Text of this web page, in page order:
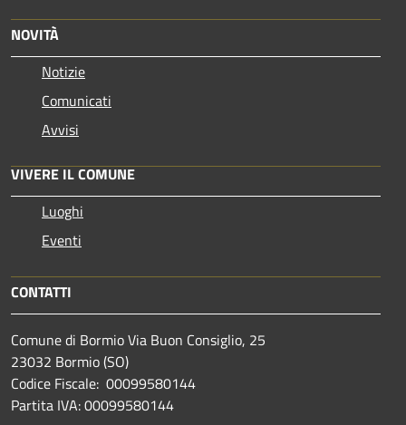
NOVITÀ
Notizie
Comunicati
Avvisi
VIVERE IL COMUNE
Luoghi
Eventi
CONTATTI
Comune di Bormio Via Buon Consiglio, 25
23032 Bormio (SO)
Codice Fiscale: 00099580144
Partita IVA: 00099580144